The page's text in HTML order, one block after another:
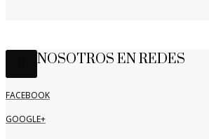
NOSOTROS EN REDES
FACEBOOK
GOOGLE+